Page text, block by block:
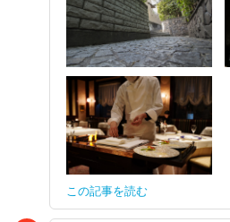
この記事を読む